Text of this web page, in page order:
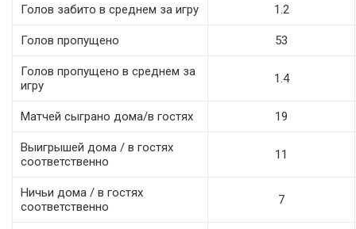
Голов забито в среднем за игру 1.2
Голов пропущено 53
Голов пропущено в среднем за
игру
1.4
Матчей сыграно дома/в гостях 19
Выигрышей дома / в гостях
соответственно
11
Ничьи дома / в гостях
соответственно
7